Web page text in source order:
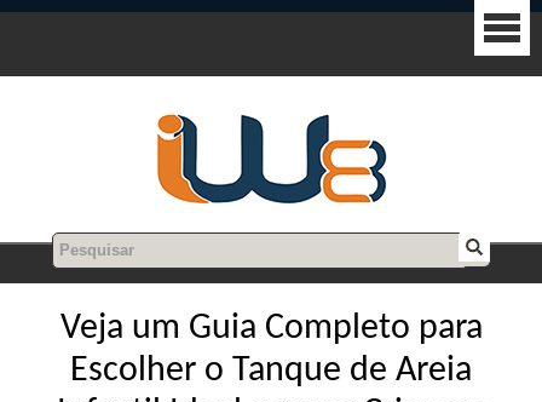
Veja um Guia Completo para
Escolher o Tanque de Areia